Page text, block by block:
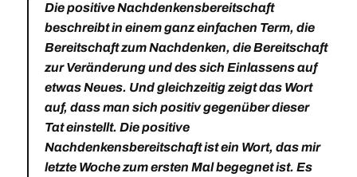
Diepositive Nachdenkensbereitschaft
beschreibt in einem ganz einfachen Term, die
Bereitschaft zum Nachdenken, die Bereitschaft
zur Veränderung und des sich Einlassens auf
etwas Neues. Und gleichzeitig zeigt das Wort
auf, dass man sich positiv gegenüber dieser
Tat einstellt. Die positive
Nachdenkensbereitschaft ist ein Wort, das mir
letzte Woche zum ersten Mal begegnet ist. Es